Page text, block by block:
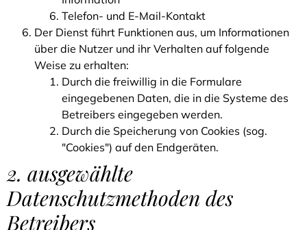
Telefon- und E-Mail-Kontakt
Der Dienst führt Funktionen aus, um Informationen
über die Nutzer und ihr Verhalten auf folgende
Weise zu erhalten:
Durch die freiwillig in die Formulare
eingegebenen Daten, die in die Systeme des
Betreibers eingegeben werden.
Durch die Speicherung von Cookies (sog.
"Cookies") auf den Endgeräten.
2. ausgewählte
Datenschutzmethoden des
Betreibers